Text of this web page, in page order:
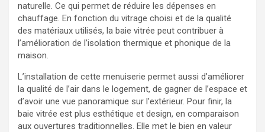
naturelle. Ce qui permet de réduire les dépenses en
chauffage. En fonction du vitrage choisi et de la qualité
des matériaux utilisés, la baie vitrée peut contribuer à
l’amélioration de l’isolation thermique et phonique de la
maison.
L’installation de cette menuiserie permet aussi d’améliorer
la qualité de l’air dans le logement, de gagner de l’espace et
d’avoir une vue panoramique sur l’extérieur. Pour finir, la
baie vitrée est plus esthétique et design, en comparaison
aux ouvertures traditionnelles. Elle met le bien en valeur